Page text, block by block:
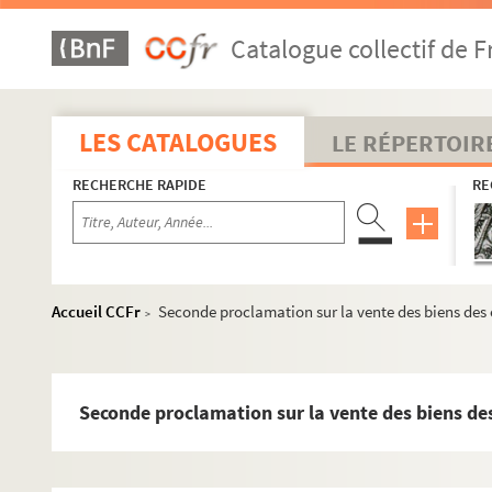
Catalogue collectif de
LES CATALOGUES LE
RECHERCHE RAPIDE
Accueil CCFr > Seconde proclamation sur la vente des biens
Seconde proclamation sur la vente des biens
MS 1151-1155. Le Saint-Empire Romain Germanique
MS 1184-1186. Histoire d'Alsace
MS 1187-1191. Alsatiques divers